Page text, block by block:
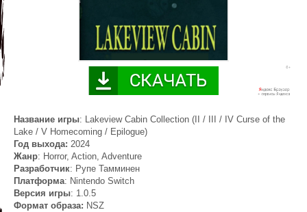
Название игры: Lakeview Cabin Collection (II / III / IV Curse of the
Lake / V Homecoming / Epilogue)
Год выхода: 2024
Жанр: Horror, Action, Adventure
Разработчик: Рупе Тамминен
Платформа: Nintendo Switch
Версия игры: 1.0.5
Формат образа: NSZ